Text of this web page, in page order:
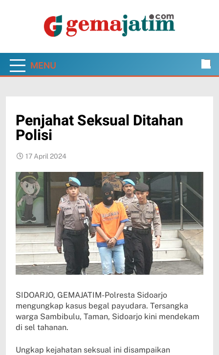
Gema Jatim
MENU
Penjahat Seksual Ditahan
Polisi
17 April 2024
SIDOARJO, GEMAJATIM-Polresta Sidoarjo
mengungkap kasus begal payudara. Tersangka
warga Sambibulu, Taman, Sidoarjo kini mendekam
di sel tahanan.
Ungkap kejahatan seksual ini disampaikan